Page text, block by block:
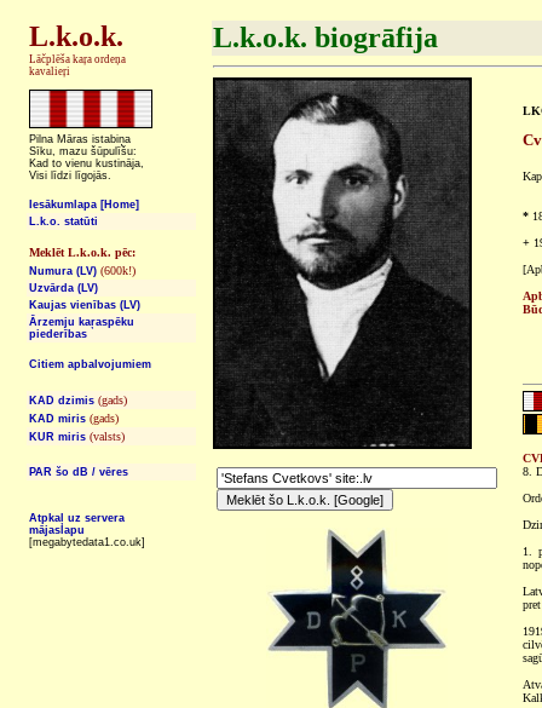
L.k.o.k.
Lāčplēša kaŗa ordeņa
kavalieŗi
Pilna Māras istabiņa
Sīku, mazu šūpulīšu:
Kad to vienu kustināja,
Visi līdzi līgojās.
Iesākumlapa [Home]
L.k.o. statūti
Meklēt L.k.o.k. pēc:
Numura (LV) (600k!)
Uzvārda (LV)
Kaujas vienības (LV)
Ārzemju kaŗaspēku
piederības
Citiem apbalvojumiem
KAD dzimis (gads)
KAD miris (gads)
KUR miris (valsts)
PAR šo dB / vēres
Atpkaļ uz servera
mājaslapu
[megabytedata1.co.uk]
L.k.o.k. biogrāfija
*
+
8.
1.